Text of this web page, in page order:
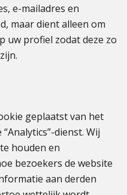
e-mailadres en
maar dient alleen om
uw profiel zodat deze zo
geplaatst van het
dienst. Wij
houden en
bezoekers de website
aan derden